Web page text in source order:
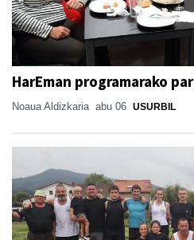
HarEman programarako
Noaua Aldizkaria abu 06 USURBIL